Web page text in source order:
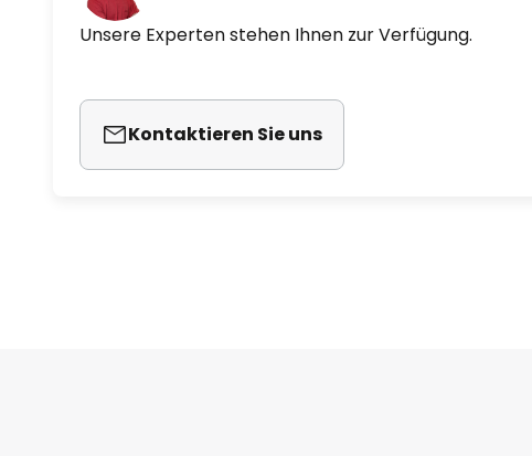
Unsere Experten stehen Ihnen zur Verfügung.
Kontaktieren Sie uns